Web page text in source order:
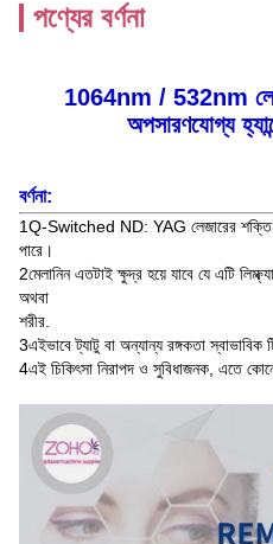
পণ্যের বর্ণনা
1064nm / 532nm
অপসারণযোগ্য
বর্ণনা:
1Q-Switched ND: YAG লেজারের শক্তি
পারে।
2মেলানিন এতটাই ক্ষুদ্র হয়ে যাবে যে এটি
অথবা
শরীর.
3এইভাবে ট্যাটু বা অন্যান্য রঙ্গকতা স্বাভাবিক
4এই চিকিৎসা নিরাপদ ও সুবিধাজনক, এতে